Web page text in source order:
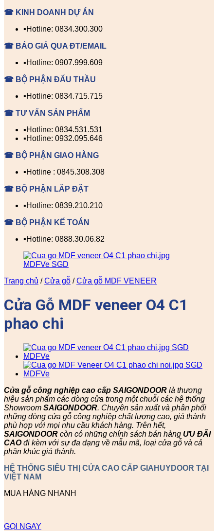
☎ KINH DOANH DỰ ÁN
▪️Hotline: 0834.300.300
☎ BÁO GIÁ QUA ĐT/EMAIL
▪️Hotline: 0907.999.609
☎ BỘ PHẬN ĐẤU THẦU
▪️Hotline: 0834.715.715
☎ TƯ VẤN SẢN PHẨM
▪️Hotline: 0834.531.531
▪️Hotline: 0932.095.646
☎ BỘ PHẬN GIAO HÀNG
▪️Hotline : 0845.308.308
☎ BỘ PHẬN LẮP ĐẶT
▪️Hotline: 0839.210.210
☎ BỘ PHẬN KẾ TOÁN
▪️Hotline: 0888.30.06.82
Trang chủ / Cửa gỗ / Cửa gỗ MDF VENEER
Cửa Gỗ MDF veneer O4 C1
phao chi
Cửa gỗ công nghiệp cao cấp SAIGONDOOR là thương
hiệu sản phẩm các dòng cửa trong một chuỗi các hệ thống
Showroom SAIGONDOOR. Chuyên sản xuất và phân phối
những dòng cửa gỗ công nghiệp chất lượng cao, giá thành
phù hợp với mọi nhu cầu khách hàng. Trên hết,
SAIGONDOOR còn có những chính sách bán hàng ƯU ĐÃI
CAOđi kèm với sự đa dạng về mẫu mã, loại cửa gỗ và cả
phân khúc giá thành.
HỆ THỐNG SIÊU THỊ CỬA CAO CẤP GIAHUYDOOR TẠI
VIỆT NAM
MUA HÀNG NHANH
GỌI NGAY